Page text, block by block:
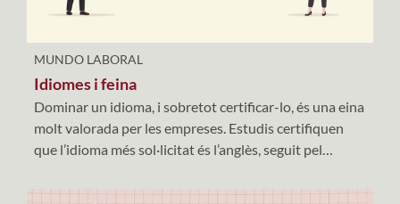
MUNDO LABORAL
Idiomes i feina
Dominar un idioma, i sobretot certificar-lo, és una eina
molt valorada per les empreses. Estudis certifiquen
que l’idioma més sol·licitat és l’anglès, seguit pel
l’obertura de nous mercats i oportunitats empresarials